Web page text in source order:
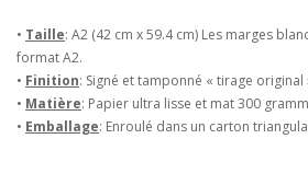
• Taille: A2 (42 cm x 59.4 cm) Les marges
format A2.
• Finition: Signé et tamponné « tirage original
• Matière: Papier ultra lisse et mat 300
• Emballage: Enroulé dans un carton